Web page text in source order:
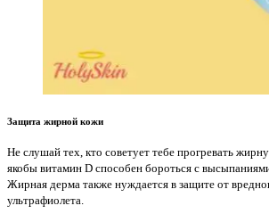
Защита жирной кожи
Не слушай тех, кто советует тебе прогревать
якобы витамин D способен бороться с
Жирная дерма также нуждается в защите от
ультрафиолета.